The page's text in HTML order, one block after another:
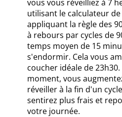
vous vous réveilliez à 7
utilisant le calculateur
appliquant la règle des
à rebours par cycles de
temps moyen de 15
s'endormir. Cela vous
coucher idéale de
moment, vous
réveiller à la fin d'un
sentirez plus frais et
votre journée.